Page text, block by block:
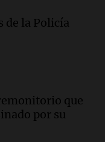
presentar
Municipal
de la Policía
que
por su